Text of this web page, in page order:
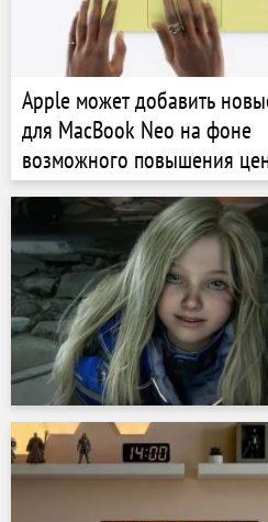
Apple может добавить
для MacBook Neo на фоне
возможного повышения